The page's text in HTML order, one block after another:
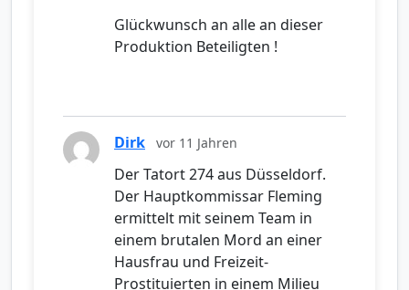
Glückwunsch an alle an dieser
Produktion Beteiligten !
Dirk vor 11 Jahren
Der Tatort 274 aus Düsseldorf.
Der Hauptkommissar Fleming
ermittelt mit seinem Team in
einem brutalen Mord an einer
Hausfrau und Freizeit-
Prostituierten in einem Milieu